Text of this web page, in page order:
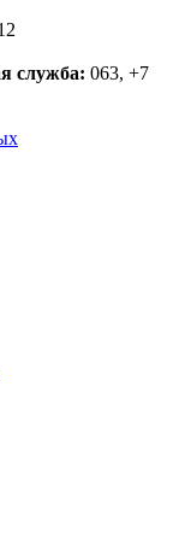
служба: 063, +7